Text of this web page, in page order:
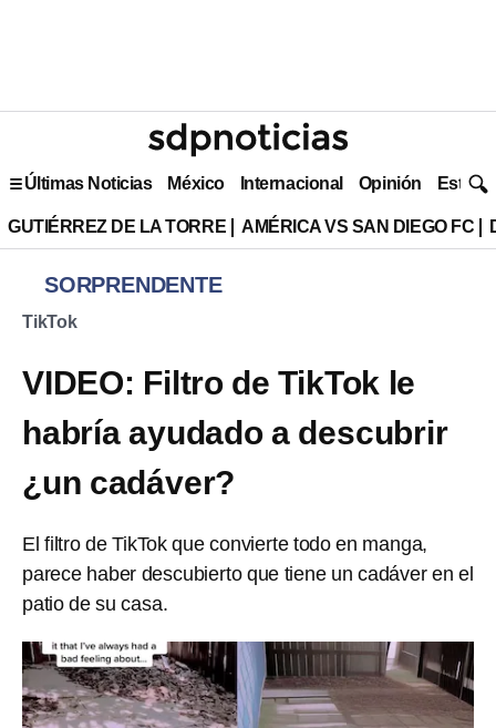
Últimas Noticias México Internacional Opinión Estilo
GUTIÉRREZ DE LA TORRE AMÉRICA VS SAN DIEGO FC
SORPRENDENTE
TikTok
VIDEO: Filtro de TikTok le
habría ayudado a descubrir
¿un cadáver?
El filtro de TikTok que convierte todo en manga,
parece haber descubierto que tiene un cadáver en el
patio de su casa.